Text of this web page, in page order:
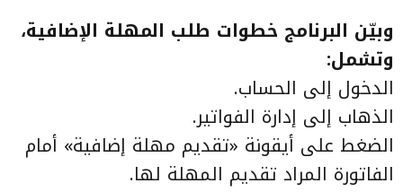
وبيّن البرنامج خطوات طلب المهلة الإضافية،
وتشمل:
الدخول إلى الحساب.
الذهاب إلى إدارة الفواتير.
الضغط على أيقونة «تقديم مهلة إضافية» أمام
الفاتورة المراد تقديم المهلة لها.